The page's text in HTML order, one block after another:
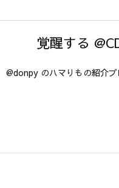
覚醒する
@donpy のハマりもの紹介